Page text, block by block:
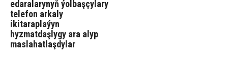
edaralarynyň ýolbaşçylary
telefon arkaly
ikitaraplaýyn
hyzmatdaşlygy ara alyp
maslahatlaşdylar